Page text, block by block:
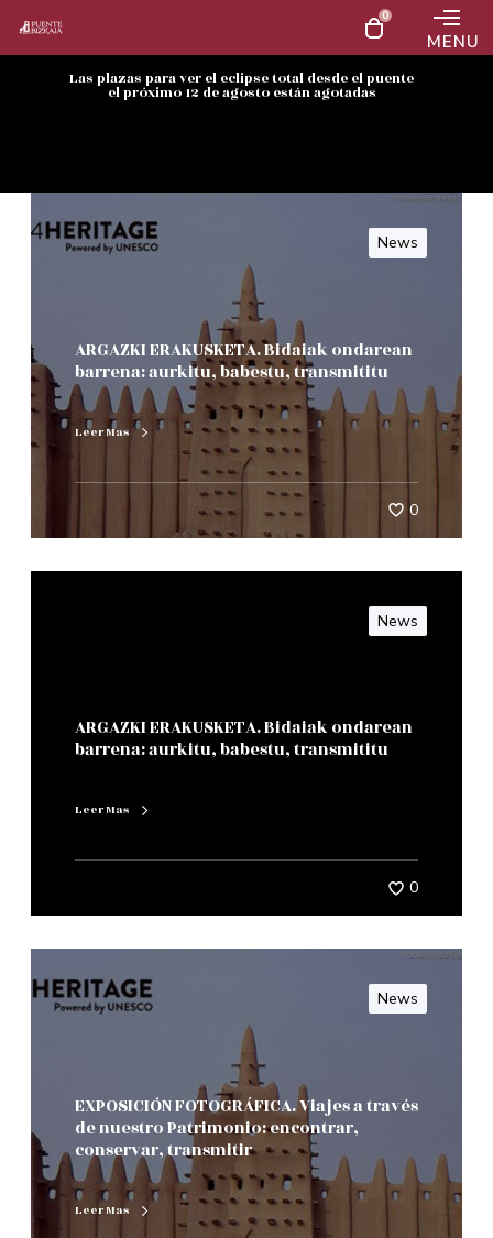
0
MENU
Las plazas para ver el eclipse total desde el puente
el próximo 12 de agosto están agotadas
News
ARGAZKI ERAKUSKETA. Bidaiak ondarean
barrena: aurkitu, babestu, transmititu
Leer Mas
0
News
ARGAZKI ERAKUSKETA. Bidaiak ondarean
barrena: aurkitu, babestu, transmititu
Leer Mas
0
News
EXPOSICIÓN FOTOGRÁFICA. Viajes a través
de nuestro Patrimonio: encontrar,
conservar, transmitir
Leer Mas